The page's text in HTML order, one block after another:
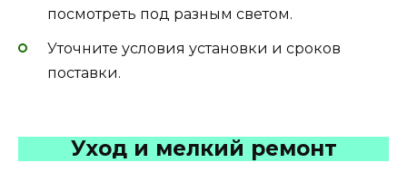
посмотреть под разным светом.
Уточните условия установки и сроков
поставки.
Уход и мелкий ремонт